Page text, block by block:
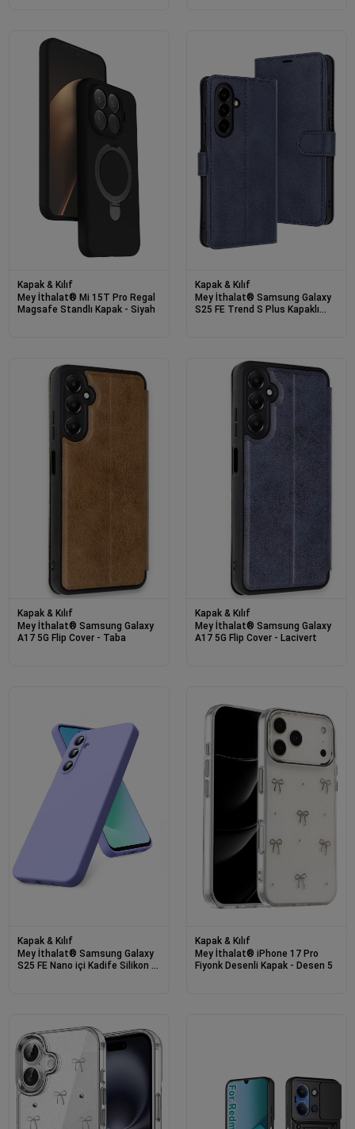
Kapak & Kılıf
Mey İthalat® Mi 15T Pro Regal
Magsafe Standlı Kapak - Siyah
Kapak & Kılıf
Mey İthalat® Samsung Galaxy
S25 FE Trend S Plus Kapaklı
Kapak & Kılıf
Mey İthalat® Samsung Galaxy
A17 5G Flip Cover - Taba
Kapak & Kılıf
Mey İthalat® Samsung Galaxy
A17 5G Flip Cover - Lacivert
Kapak & Kılıf
Mey İthalat® Samsung Galaxy
S25 FE Nano içi Kadife Silikon -
Kapak & Kılıf
Mey İthalat® iPhone 17 Pro
Fiyonk Desenli Kapak - Desen 5